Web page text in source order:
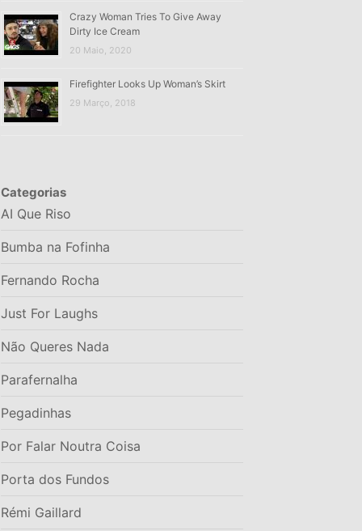
Crazy Woman Tries To Give Away
Dirty Ice Cream
20 Maio, 2020
Firefighter Looks Up Woman’s Skirt
29 Março, 2018
Categorias
AI Que Riso
Bumba na Fofinha
Fernando Rocha
Just For Laughs
Não Queres Nada
Parafernalha
Pegadinhas
Por Falar Noutra Coisa
Porta dos Fundos
Rémi Gaillard